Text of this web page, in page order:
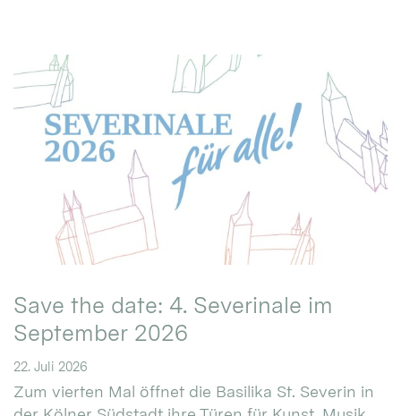
Save the date: 4. Severinale im
September 2026
22. Juli 2026
Zum vierten Mal öffnet die Basilika St. Severin in